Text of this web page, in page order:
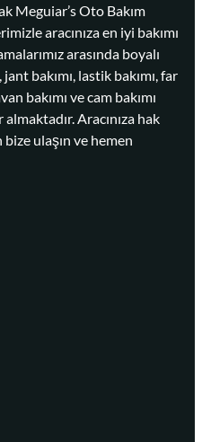
Meguiar’s Oto Bakım
aracınıza en iyi bakımı
arasında boyalı
bakımı, lastik bakımı, far
bakımı ve cam bakımı
Aracınıza hak
ulaşın ve hemen